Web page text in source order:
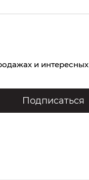
и интересных
Подписаться